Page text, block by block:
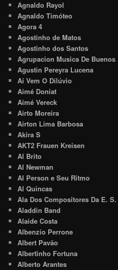
Agnaldo Rayol
Agnaldo Timóteo
Agora 4
Agostinho de Matos
Agostinho dos Santos
Agrupacion Musica De Buenos
Agustin Pereyra Lucena
Aí Vem O Dilúvio
Aimé Doniat
Aimé Vereck
Airto Moreira
Airton Lima Barbosa
Akira S
AKT2 Frauen Kreisen
Al Brito
Al Newman
Al Person e Seu Ritmo
Al Quincas
Ala Dos Compositores Da E.
Aladdin Band
Alaide Costa
Albenzio Perrone
Albert Pavão
Albertinho Fortuna
Alberto Arantes